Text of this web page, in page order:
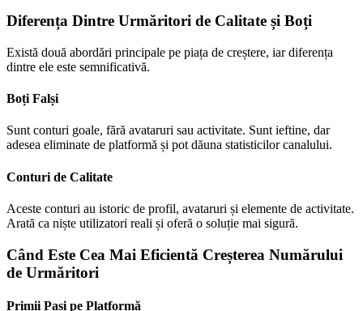
Diferența Dintre Urmăritori de Calitate și Boți
Există două abordări principale pe piața de creștere, iar diferența
dintre ele este semnificativă.
Boți Falși
Sunt conturi goale, fără avataruri sau activitate. Sunt ieftine, dar
adesea eliminate de platformă și pot dăuna statisticilor canalului.
Conturi de Calitate
Aceste conturi au istoric de profil, avataruri și elemente de activitate.
Arată ca niște utilizatori reali și oferă o soluție mai sigură.
Când Este Cea Mai Eficientă Creșterea Numărului
de Urmăritori
Primii Pași pe Platformă